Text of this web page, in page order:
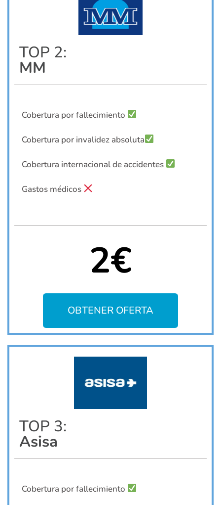
TOP 2:
MM
Cobertura por fallecimiento
Cobertura por invalidez absoluta
Cobertura internacional de accidentes
Gastos médicos
2€
OBTENER OFERTA
TOP 3:
Asisa
Cobertura por fallecimiento